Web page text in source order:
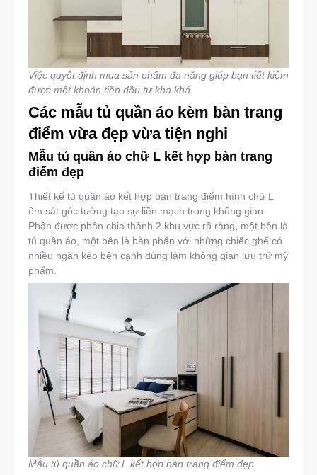
Việc quyết định mua sản phẩm đa năng giúp bạn tiết kiệm
được một khoản tiền đầu tư kha khá
Các mẫu tủ quần áo kèm bàn trang
điểm vừa đẹp vừa tiện nghi
Mẫu tủ quần áo chữ L kết hợp bàn trang
điểm đẹp
Thiết kế tủ quần áo kết hợp bàn trang điểm hình chữ L
ôm sát góc tường tạo sự liền mạch trong không gian.
Phần được phân chia thành 2 khu vực rõ ràng, một bên là
tủ quần áo, một bên là bàn phấn với những chiếc ghế có
nhiều ngăn kéo bên cạnh dùng làm không gian lưu trữ mỹ
phẩm.
Mẫu tủ quần áo chữ L kết hợp bàn trang điểm đẹp